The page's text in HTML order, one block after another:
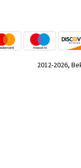
2012-2026,